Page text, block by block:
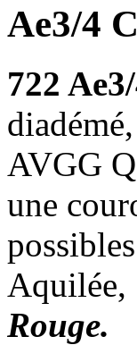
Ae3/4
722
AVGG
une
Aquilée,
Rouge.